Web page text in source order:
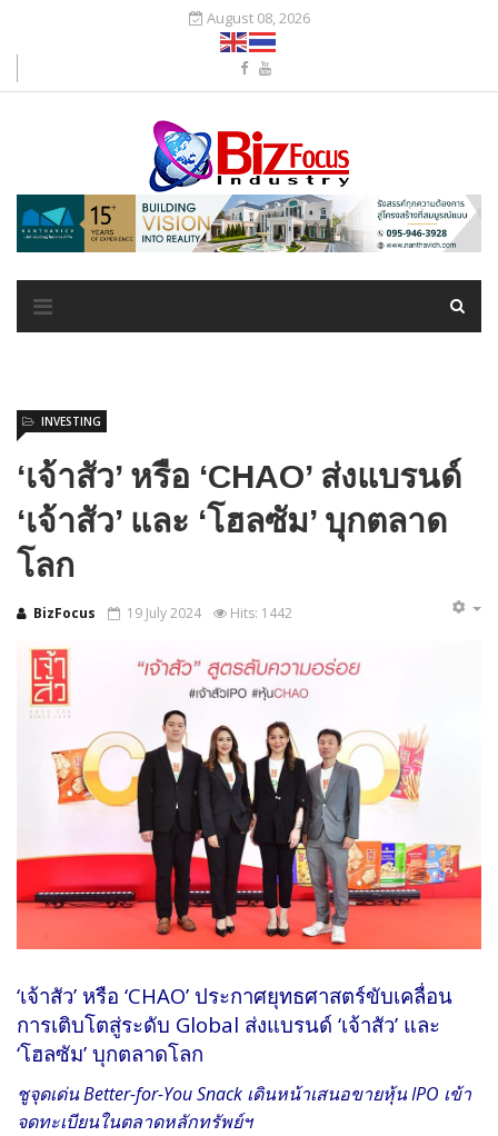
August 08, 2026
‘เจ้าสัว’ หรือ ‘CHAO’ ส่งแบรนด์
‘เจ้าสัว’ และ ‘โฮลซัม’ บุกตลาด
โลก
BizFocus
INVESTING
19 July 2024 Hits: 1442
‘เจ้าสัว’ หรือ ‘CHAO’ ประกาศยุทธศาสตร์ขับเคลื่อน
การเติบโตสู่ระดับ Global ส่งแบรนด์ ‘เจ้าสัว’ และ
‘โฮลซัม’ บุกตลาดโลก
ชูจุดเด่น Better-for-You Snack เดินหน้าเสนอขายหุ้น IPO เข้า
จดทะเบียนในตลาดหลักทรัพย์ฯ